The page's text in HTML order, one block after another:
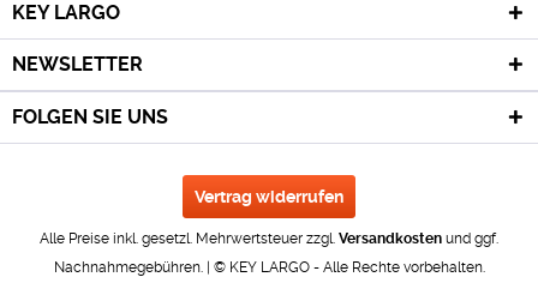
KEY LARGO
NEWSLETTER
FOLGEN SIE UNS
Vertrag widerrufen
Alle Preise inkl. gesetzl. Mehrwertsteuer zzgl. Versandkosten und ggf.
Nachnahmegebühren. | © KEY LARGO - Alle Rechte vorbehalten.